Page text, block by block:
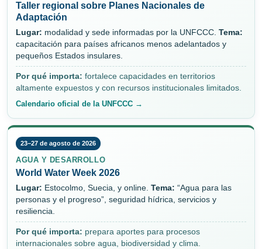
Taller regional sobre Planes Nacionales de
Adaptación
Lugar: modalidad y sede informadas por la UNFCCC. Tema:
capacitación para países africanos menos adelantados y
pequeños Estados insulares.
Por qué importa: fortalece capacidades en territorios
altamente expuestos y con recursos institucionales limitados.
Calendario oficial de la UNFCCC →
23–27 de agosto de 2026
AGUA Y DESARROLLO
World Water Week 2026
Lugar: Estocolmo, Suecia, y online. Tema: “Agua para las
personas y el progreso”, seguridad hídrica, servicios y
resiliencia.
Por qué importa: prepara aportes para procesos
internacionales sobre agua, biodiversidad y clima.